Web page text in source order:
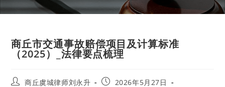
商丘市交通事故赔偿项目及计算标准
（2025）_法律要点梳理
Post商丘虞城律师刘永升
Post2026年5月27日